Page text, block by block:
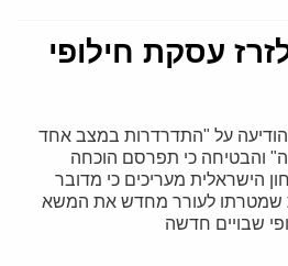
עסקת חילופי
על "התדרדרות במצב אחד
והבטיחה כי תפרסם הוכחה
הישראלית מעריכים כי מדובר
שמטרתו לעורר מחדש את המשא
שבויים חדשה